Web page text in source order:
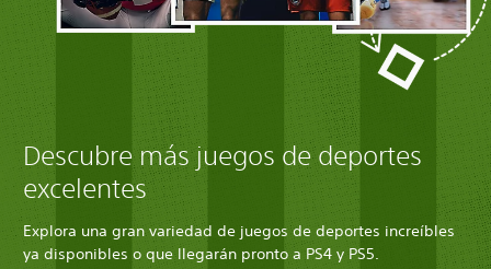
Descubre más juegos de deportes
excelentes
Explora una gran variedad de juegos de deportes increíbles
ya disponibles o que llegarán pronto a PS4 y PS5.